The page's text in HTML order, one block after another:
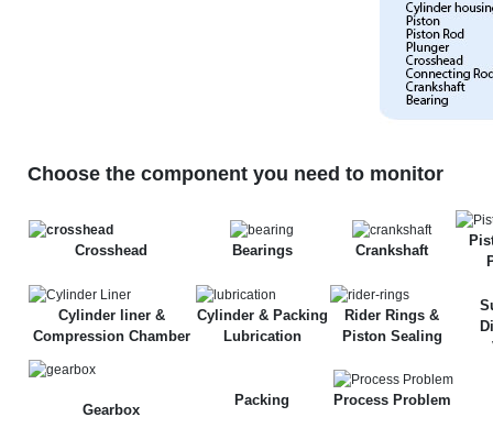
Choose the component you need to monitor
Crosshead Bearings Crankshaft
Cylinder liner &
Compression Chamber
Cylinder & Packing
Lubrication
Rider Rings &
Piston Sealing
Gearbox
Packing Process Problem